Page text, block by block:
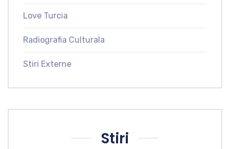
Love Turcia
Radiografia Culturala
Stiri Externe
Stiri